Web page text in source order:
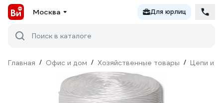
Москва Для юрлиц
Поиск в каталоге
Главная / Офис и дом / Хозяйственные товары / Цепи и